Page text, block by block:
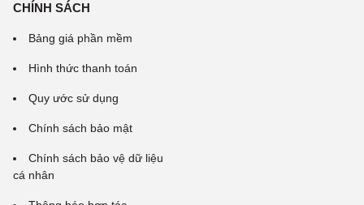
CHÍNH SÁCH
Bảng giá phần mềm
Hình thức thanh toán
Quy ước sử dụng
Chính sách bảo mật
Chính sách bảo vệ dữ liệu
cá nhân